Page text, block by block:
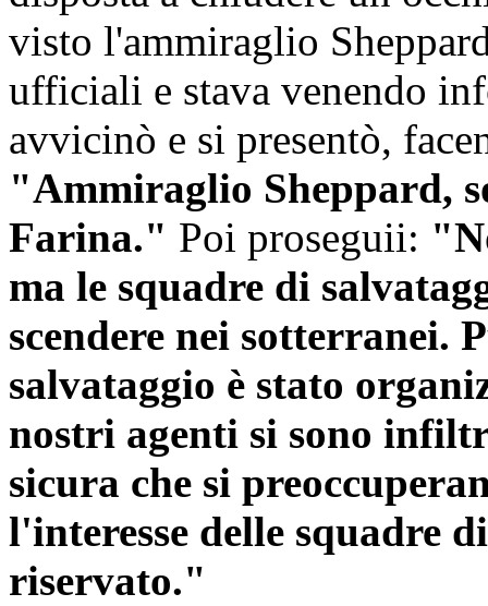
visto l'ammiraglio
ufficiali e stava venendo
avvicinò e si presentò,
"Ammiraglio Sheppard,
Farina." Poi proseguii:
ma le squadre di
scendere nei sotterranei.
salvataggio è stato
nostri agenti si sono
sicura che si
l'interesse delle squadre
riservato."